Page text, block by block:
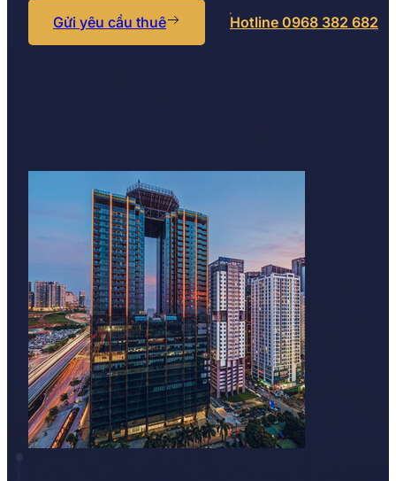
Gửi yêu cầu thuê Hotline 0968 382 682